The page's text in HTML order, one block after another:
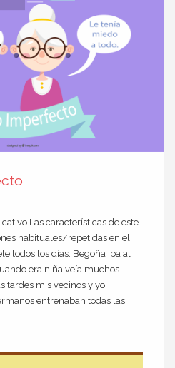
Las características de este
habituales/repetidas en el
todos los días. Begoña iba al
era niña veía muchos
tardes mis vecinos y yo
entrenaban todas las